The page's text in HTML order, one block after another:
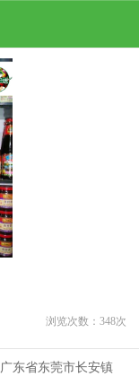
浏览次数： 348次
广东省东莞市长安镇